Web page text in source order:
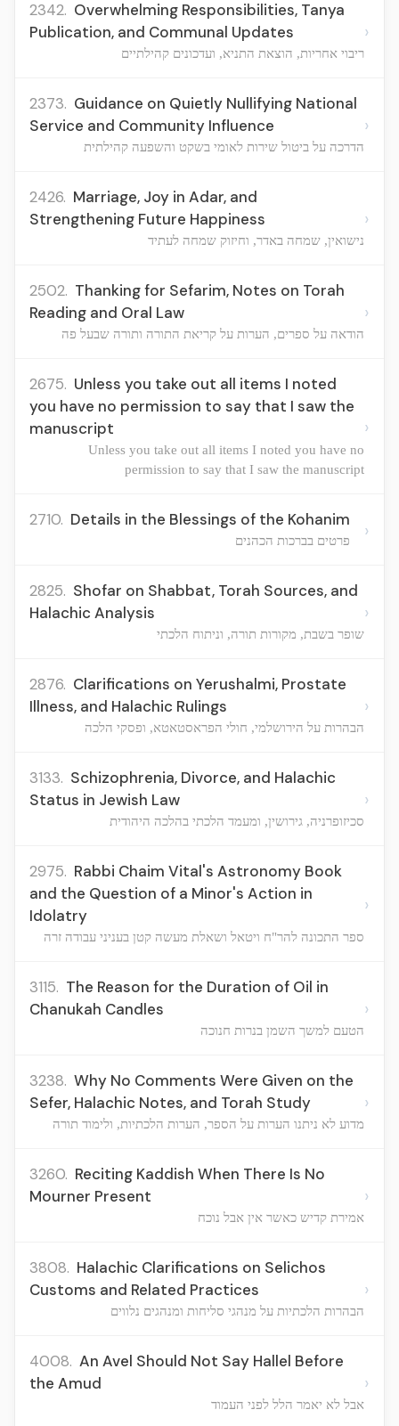
2342. Overwhelming Responsibilities, Tanya
Publication, and Communal Updates
ריבוי אחריות, הוצאת התניא, ועדכונים קהילתיים
›
2373. Guidance on Quietly Nullifying National
Service and Community Influence
הדרכה על ביטול שירות לאומי בשקט והשפעה קהילתית
›
2426. Marriage, Joy in Adar, and
Strengthening Future Happiness
נישואין, שמחה באדר, וחיזוק שמחה לעתיד
›
2502. Thanking for Sefarim, Notes on Torah
Reading and Oral Law
הודאה על ספרים, הערות על קריאת התורה ותורה שבעל פה
›
2675. Unless you take out all items I noted
you have no permission to say that I saw the
manuscript
Unless you take out all items I noted you have no
permission to say that I saw the manuscript
›
2710. Details in the Blessings of the Kohanim
פרטים בברכות הכהנים ›
2825. Shofar on Shabbat, Torah Sources, and
Halachic Analysis
שופר בשבת, מקורות תורה, וניתוח הלכתי
›
2876. Clarifications on Yerushalmi, Prostate
Illness, and Halachic Rulings
הבהרות על הירושלמי, חולי הפראסטאטא, ופסקי הלכה
›
3133. Schizophrenia, Divorce, and Halachic
Status in Jewish Law
סכיזופרניה, גירושין, ומעמד הלכתי בהלכה היהודית
›
2975. Rabbi Chaim Vital's Astronomy Book
and the Question of a Minor's Action in
Idolatry
ספר התכונה להר"ח ויטאל ושאלת מעשה קטן בעניני עבודה זרה
›
3115. The Reason for the Duration of Oil in
Chanukah Candles
הטעם למשך השמן בנרות חנוכה
›
3238. Why No Comments Were Given on the
Sefer, Halachic Notes, and Torah Study
מדוע לא ניתנו הערות על הספר, הערות הלכתיות, ולימוד תורה
›
3260. Reciting Kaddish When There Is No
Mourner Present
אמירת קדיש כאשר אין אבל נוכח
›
3808. Halachic Clarifications on Selichos
Customs and Related Practices
הבהרות הלכתיות על מנהגי סליחות ומנהגים נלווים
›
4008. An Avel Should Not Say Hallel Before
the Amud
אבל לא יאמר הלל לפני העמוד
›